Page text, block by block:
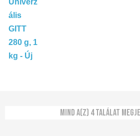
Mind a(z) 4 találat